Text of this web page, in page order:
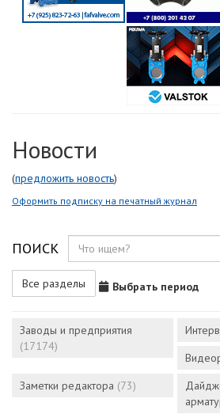
Новости
(предложить новость)
Оформить подписку на печатный журнал
ПОИСК
Все разделы Выбрать период
Заводы и предприятия
(17174)
Заметки редактора (73)